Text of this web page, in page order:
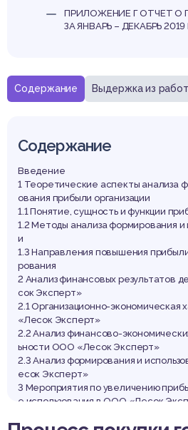
Содержание Выдержка из
Содержание
Введение
1 Теоретические аспекты анализа
ования прибыли организации
1.1 Понятие, сущность и функции
1.2 Методы анализа формирования и
и
1.3 Направления повышения
рования
2 Анализ финансовых результатов
сок Эксперт»
2.1 Организационно-
«Лесок Эксперт»
2.2 Анализ финансово-
ьности ООО «Лесок Эксперт»
2.3 Анализ формирования и
есок Эксперт»
3 Мероприятия по увеличению
е использования в ООО «Лесок
ПРИЛОЖЕНИЕ Г ОТЧЕТ О
ЗА ЯНВАРЬ – ДЕКАБРЬ